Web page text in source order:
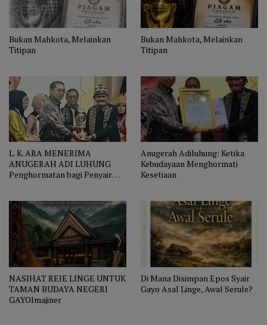
Bukan Mahkota, Melainkan
Titipan
Bukan Mahkota, Melainkan
Titipan
L. K. ARA MENERIMA
ANUGERAH ADI LUHUNG
Penghormatan bagi Penyair
Anugerah Adiluhung: Ketika
Kebudayaan Menghormati
Kesetiaan
NASIHAT REJE LINGE UNTUK
TAMAN BUDAYA NEGERI
GAYOImajiner
Di Mana Disimpan Epos Syair
Gayo Asal Linge, Awal Serule?